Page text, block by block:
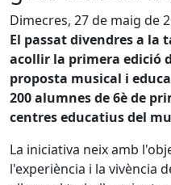
Dimecres, 27 de maig de
El passat divendres a la
acollir la primera edició
proposta musical i
200 alumnes de 6è de
centres educatius del
La iniciativa neix amb
l'experiència i la vivència